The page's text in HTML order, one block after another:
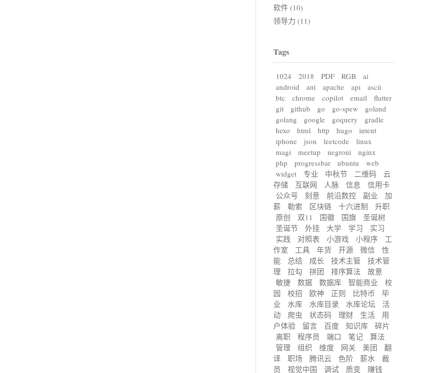
软件 (10)
领导力 (11)
Tags
1024 2018 PDF RGB
ai
android
ant apache api
ascii
btc
chrome copilot email
flutter
git
github go go-spew
goland
golang
google goquery
gradle
hexo
html http hugo
intent
iphone
json leetcode
linux
magi
meetup negroni
nginx
php
progressbar ubuntu
web
widget
专业 中秋节 二维码
云
存储
互联网 人脉 信息
信用卡
公众号
刻意 前沿数控 副业
加
薪
勒索 区块链 十六进制
升职
原创
双11 国徽 国旗
圣诞树
圣诞节
外挂 大学 学习
实习
实践
对照表 小游戏 小程序
工
作室
工具 年货 开源 微信
性
能
总结 成长 技术主管
技术管
理
拉勾 拼团 排序算法
故意
敏捷
数据 数据库 智能商业
校
园
校招 欧神 正则 比特币
毕
业
水库 水库目录 水库论坛
活
动
爬虫 状态码 理财 生活
用
户体验
留言 百度 知识库
碎片
离职
程序员 端口 笔记
算法
管理
组织 维度 网关 美团
翻
译
职场 腾讯云 色阶 薪水
裁
员
视觉中国 调试 质变 赚钱